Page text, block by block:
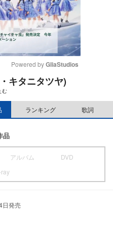
M
e
Powered by GliaStudios
キタニタツヤ)
む
ランキング 歌詞
品
アルバム
DVD
日発売